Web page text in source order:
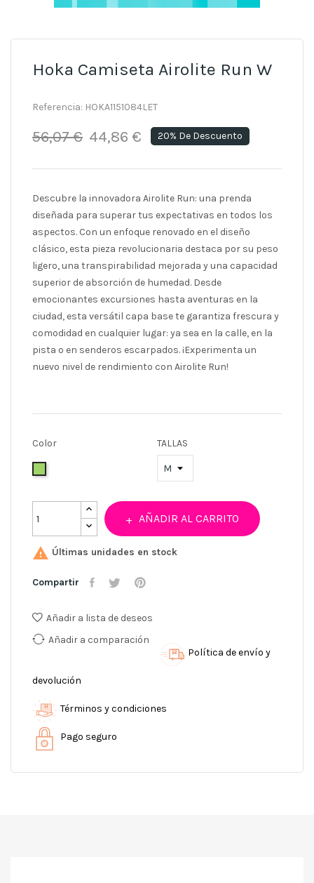
Hoka Camiseta Airolite Run W
Referencia: HOKA1151084LET
56,07 € 44,86 € 20% De Descuento
Descubre la innovadora Airolite Run: una prenda
diseñada para superar tus expectativas en todos los
aspectos. Con un enfoque renovado en el diseño
clásico, esta pieza revolucionaria destaca por su peso
ligero, una transpirabilidad mejorada y una capacidad
superior de absorción de humedad. Desde
emocionantes excursiones hasta aventuras en la
ciudad, esta versátil capa base te garantiza frescura y
comodidad en cualquier lugar: ya sea en la calle, en la
pista o en senderos escarpados. ¡Experimenta un
nuevo nivel de rendimiento con Airolite Run!
Color TALLAS
AÑADIR AL CARRITO
 Últimas unidades en stock
Compartir
Añadir a lista de deseos
Añadir a comparación
Política de envío y
devolución
Términos y condiciones
Pago seguro